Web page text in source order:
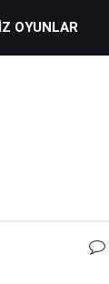
OYUNLAR